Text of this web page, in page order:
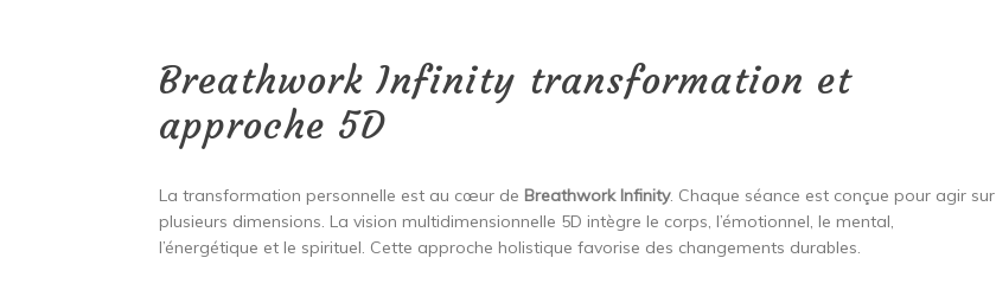
Breathwork Infinity transformation et
approche 5D
La transformation personnelle est au cœur de Breathwork Infinity. Chaque séance est conçue pour agir sur
plusieurs dimensions. La vision multidimensionnelle 5D intègre le corps, l’émotionnel, le mental,
l’énergétique et le spirituel. Cette approche holistique favorise des changements durables.